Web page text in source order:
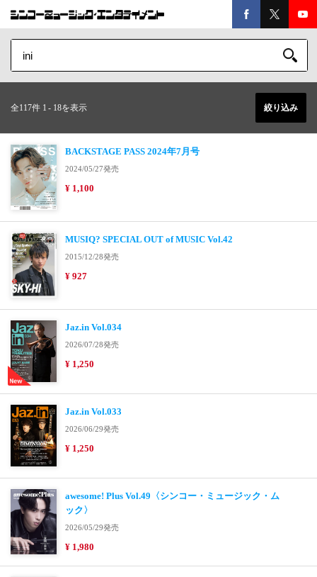
全117件 1 - 18を表示 絞り込み
BACKSTAGE PASS 2024年7月号
2024/05/27発売
¥ 1,100
MUSIQ? SPECIAL OUT of MUSIC Vol.42
2015/12/28発売
¥ 927
Jaz.in Vol.034
2026/07/28発売
¥ 1,250
Jaz.in Vol.033
2026/06/29発売
¥ 1,250
awesome! Plus Vol.49〈シンコー・ミュージック・ム
ック〉
2026/05/29発売
¥ 1,980